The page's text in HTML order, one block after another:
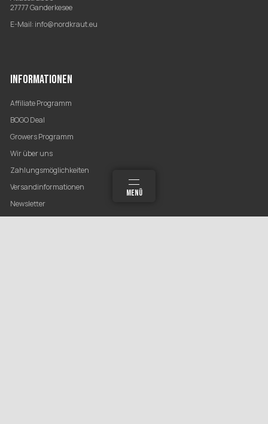
27777 Ganderkesee
E-Mail: info@nordkraut.eu
INFORMATIONEN
Affiliate Programm
BOGO Deal
Growers Programm
Wir über uns
Zahlungsmöglichkeiten
Versandinformationen
Newsletter
MEHR SUCHEN MENÜ